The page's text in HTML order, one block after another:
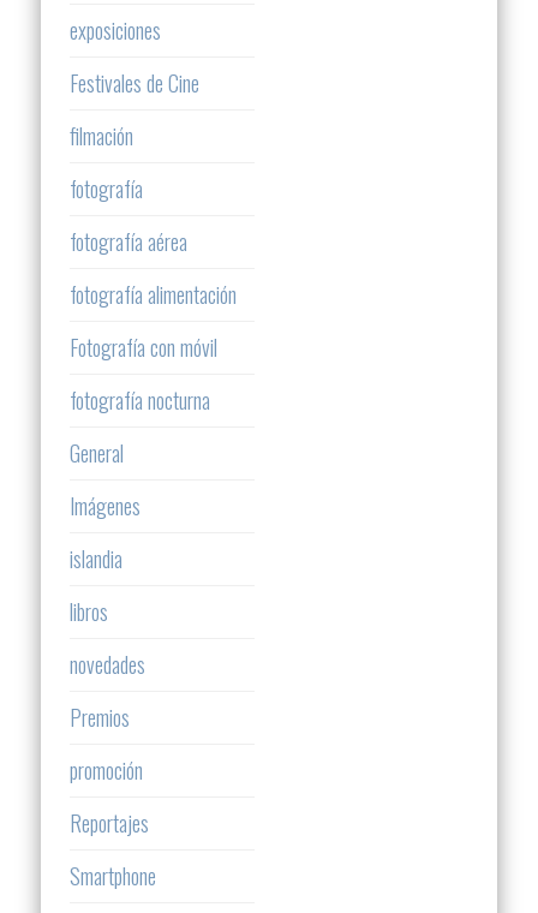
exposiciones
Festivales de Cine
filmación
fotografía
fotografía aérea
fotografía alimentación
Fotografía con móvil
fotografía nocturna
General
Imágenes
islandia
libros
novedades
Premios
promoción
Reportajes
Smartphone